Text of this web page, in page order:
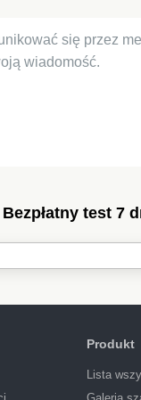
się przez
wiadomość.
Bezpłatny test 7
Produkt
Lista